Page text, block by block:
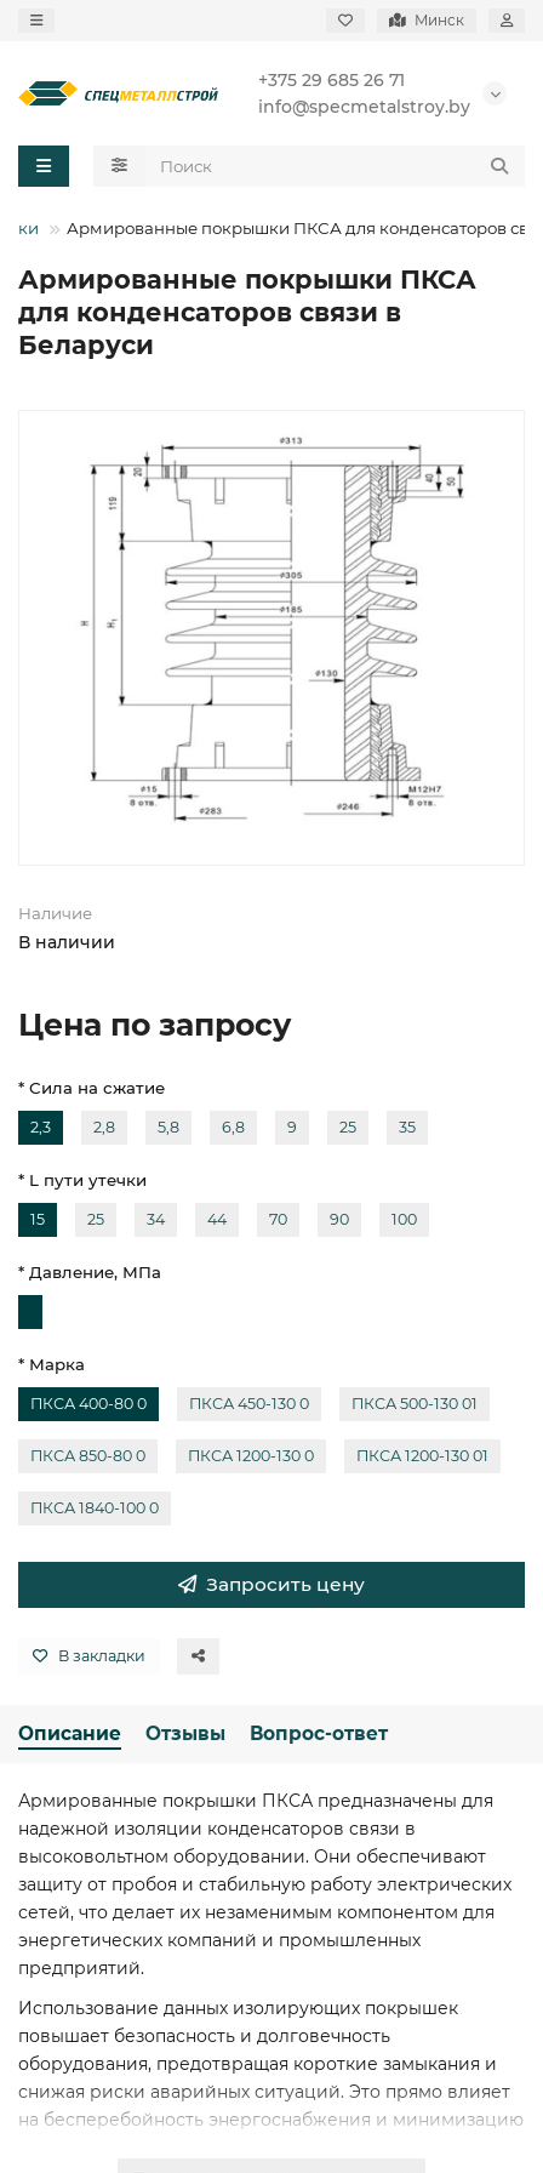
Минск
+375 29 685 26 71
info@specmetalstroy.by
Армированные покрышки ПКСА для конденсаторов
Армированные покрышки ПКСА
для конденсаторов связи в
Беларуси
Наличие
В наличии
Цена по запросу
* Сила на сжатие
2,3 2,8 5,8 6,8 9 25 35
* L пути утечки
15 25 34 44 70 90 100
* Давление, МПа
* Марка
ПКСА 400-80 0 ПКСА 450-130 0 ПКСА 500-130 01
ПКСА 850-80 0 ПКСА 1200-130 0 ПКСА 1200-130 01
ПКСА 1840-100 0
Запросить цену
В закладки
Описание Отзывы Вопрос-ответ
Армированные покрышки ПКСА предназначены для
надежной изоляции конденсаторов связи в
высоковольтном оборудовании. Они обеспечивают
защиту от пробоя и стабильную работу электрических
сетей, что делает их незаменимым компонентом для
энергетических компаний и промышленных
предприятий.
Использование данных изолирующих покрышек
повышает безопасность и долговечность
оборудования, предотвращая короткие замыкания и
снижая риски аварийных ситуаций. Это прямо влияет
на бесперебойность энергоснабжения и минимизацию